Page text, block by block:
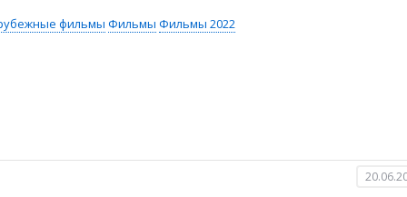
фильмы Фильмы Фильмы 2022